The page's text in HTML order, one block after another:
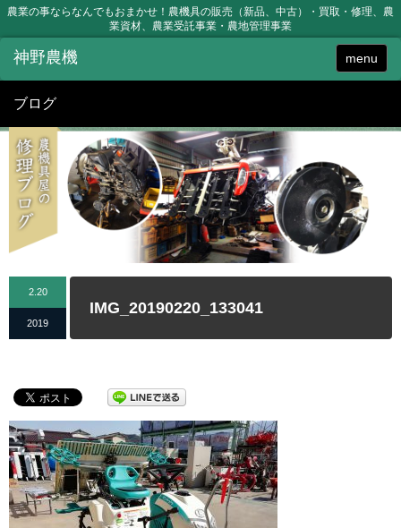
農業の事ならなんでもおまかせ！農機具の販売（新品、中古）・買取・修理、農
業資材、農業受託事業・農地管理事業
menu
ブログ
2.20
2019
IMG_20190220_133041